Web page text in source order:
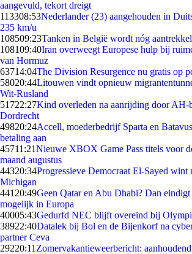
aangevuld, tekort dreigt
113308:53Nederlander (23) aangehouden in
235 km/u
108509:23Tanken in België wordt nóg
108109:40Iran overweegt Europese hulp bij
van Hormuz
63714:04The Division Resurgence nu gratis op
58020:44Litouwen vindt opnieuw
Wit-Rusland
51722:27Kind overleden na aanrijding door AH-
Dordrecht
49820:24Accell, moederbedrijf Sparta en
betaling aan
45711:21Nieuwe XBOX Game Pass titels voor
maand augustus
44320:34Progressieve Democraat El-Sayed
Michigan
441 20:49Geen Qatar en Abu Dhabi? Dan
mogelijk in Europa
40005:43Gedurfd NEC blijft overeind bij
38922:40Datalek bij Bol en de Bijenkorf na
partner Ceva
29220:11 Zomervakantieweerbericht: